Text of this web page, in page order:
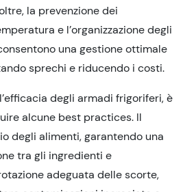
la prevenzione dei
e l’organizzazione degli
una gestione ottimale
sprechi e riducendo i costi.
degli armadi frigoriferi, è
alcune best practices. Il
degli alimenti, garantendo una
tra gli ingredienti e
adeguata delle scorte,